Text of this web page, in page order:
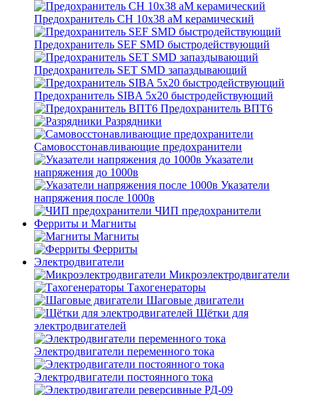
Предохранитель CH 10x38 aM керамический
Предохранитель SEF SMD быстродействующий
Предохранитель SET SMD запаздывающий
Предохранитель SIBA 5x20 быстродействующий
Предохранитель ВПТ6
Разрядники
Самовосстонавливающие предохранители
Указатели
напряжения до 1000в
Указатели
напряжения после 1000в
ЧИП предохранители
Ферриты и Магниты
Магниты
Ферриты
Электродвигатели
Микроэлектродвигатели
Тахогенераторы
Шаговые двигатели
Щётки для
электродвигателей
Электродвигатели переменного тока
Электродвигатели постоянного тока